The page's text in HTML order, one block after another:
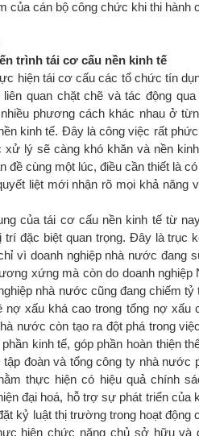
của cán bộ công chức khi thi hành
trình tái cơ cấu nền kinh tế
hiện tái cơ cấu các tổ chức tín
liên quan chặt chẽ và tác động
phương cách khác nhau ở
kinh tế. Đây là công việc rất
xử lý sẽ càng khó khăn và nền
đề cùng một lúc, điều cần thiết là
liệt mới nhận rõ mọi khả
của tái cơ cấu nền kinh tế từ
đặc biệt quan trọng. Đây là trục
vì doanh nghiệp nhà nước đang
xứng mà còn do doanh nghiệp
nhà nước cũng đang chiếm
nợ xấu khá cao trong tổng nợ xấu
nước còn tạo ra đột phá trong
kinh tế, góp phần hoàn thiện
tập đoàn và tổng công ty nhà nước
thực hiện có hiệu quả chính
đại hoá, hỗ trợ sự phát triển
kỷ luật thị trường trong hoạt động
hiện chức năng chủ sở hữu và